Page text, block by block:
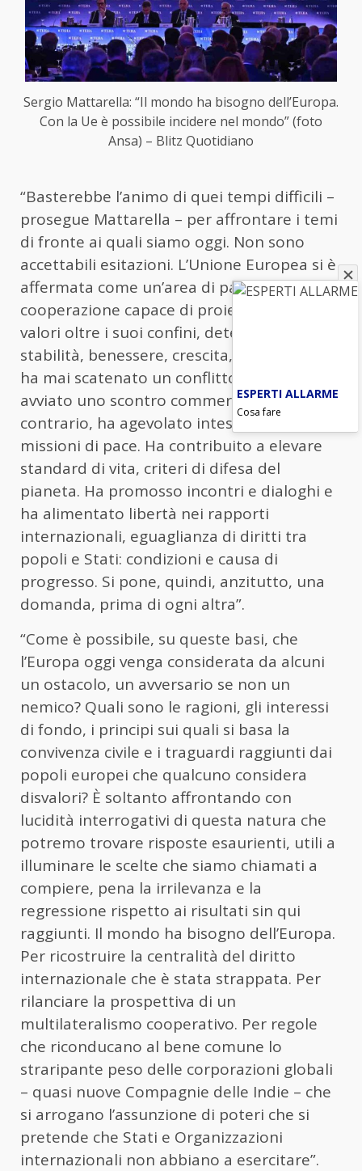
Sergio Mattarella: “Il mondo ha bisogno dell’Europa.
Con la Ue è possibile incidere nel mondo” (foto
Ansa) – Blitz Quotidiano
“Basterebbe l’animo di quei tempi difficili –
prosegue Mattarella – per affrontare i temi
di fronte ai quali siamo oggi. Non sono
accettabili esitazioni. L’Unione Europea si è
affermata come un’area di pace e di
cooperazione capace di proiettare i suoi
valori oltre i suoi confini, determinando
stabilità, benessere, crescita, fiducia. Non
ha mai scatenato un conflitto, non ha mai
avviato uno scontro commerciale. Al
contrario, ha agevolato intese e dispiegato
missioni di pace. Ha contribuito a elevare
standard di vita, criteri di difesa del
pianeta. Ha promosso incontri e dialoghi e
ha alimentato libertà nei rapporti
internazionali, eguaglianza di diritti tra
popoli e Stati: condizioni e causa di
progresso. Si pone, quindi, anzitutto, una
domanda, prima di ogni altra”.
“Come è possibile, su queste basi, che
l’Europa oggi venga considerata da alcuni
un ostacolo, un avversario se non un
nemico? Quali sono le ragioni, gli interessi
di fondo, i principi sui quali si basa la
convivenza civile e i traguardi raggiunti dai
popoli europei che qualcuno considera
disvalori? È soltanto affrontando con
lucidità interrogativi di questa natura che
potremo trovare risposte esaurienti, utili a
illuminare le scelte che siamo chiamati a
compiere, pena la irrilevanza e la
regressione rispetto ai risultati sin qui
raggiunti. Il mondo ha bisogno dell’Europa.
Per ricostruire la centralità del diritto
internazionale che è stata strappata. Per
rilanciare la prospettiva di un
multilateralismo cooperativo. Per regole
che riconducano al bene comune lo
straripante peso delle corporazioni globali
– quasi nuove Compagnie delle Indie – che
si arrogano l’assunzione di poteri che si
pretende che Stati e Organizzazioni
internazionali non abbiano a esercitare”.
ESPERTI ALLARME
Cosa fare